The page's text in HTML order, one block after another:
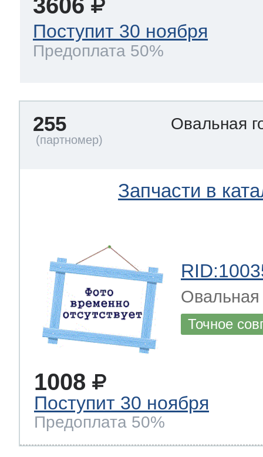
3606
Поступит 30 ноября
Предоплата 50%
255 Овальная
Запчасти в
Овальная
Точное
1008
Поступит 30 ноября
Предоплата 50%